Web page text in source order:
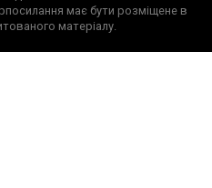
має бути розміщене в
матеріалу.